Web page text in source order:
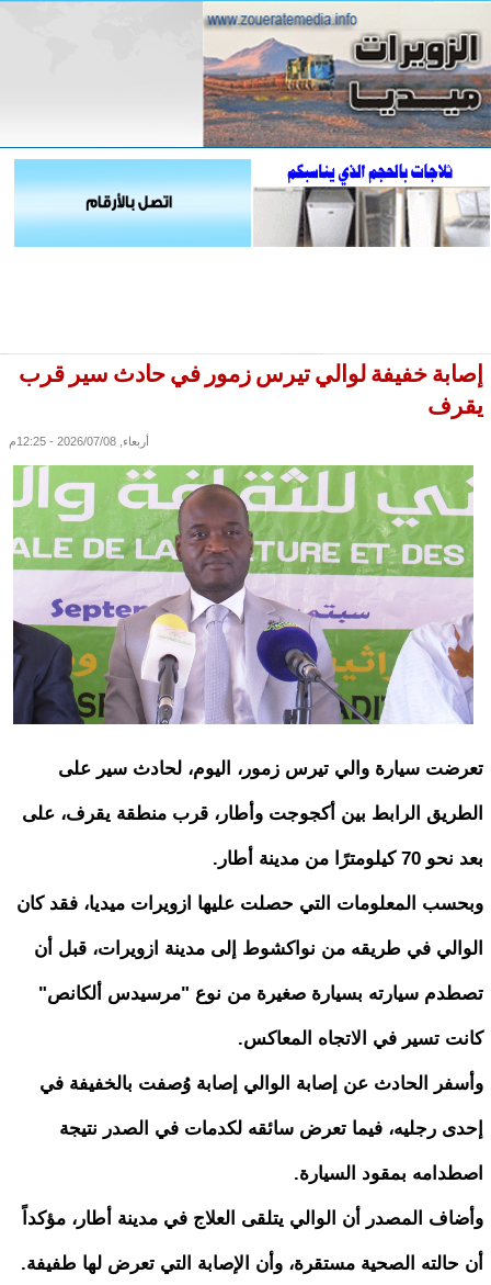
إصابة خفيفة لوالي تيرس زمور في حادث سير قرب
يقرف
أربعاء, 2026/07/08 - 12:25م
تعرضت سيارة والي تيرس زمور، اليوم، لحادث سير على
الطريق الرابط بين أكجوجت وأطار، قرب منطقة يقرف، على
بعد نحو 70 كيلومترًا من مدينة أطار.
وبحسب المعلومات التي حصلت عليها ازويرات ميديا، فقد كان
الوالي في طريقه من نواكشوط إلى مدينة ازويرات، قبل أن
تصطدم سيارته بسيارة صغيرة من نوع "مرسيدس ألكانص"
كانت تسير في الاتجاه المعاكس.
وأسفر الحادث عن إصابة الوالي إصابة وُصفت بالخفيفة في
إحدى رجليه، فيما تعرض سائقه لكدمات في الصدر نتيجة
اصطدامه بمقود السيارة.
وأضاف المصدر أن الوالي يتلقى العلاج في مدينة أطار، مؤكداً
أن حالته الصحية مستقرة، وأن الإصابة التي تعرض لها طفيفة.